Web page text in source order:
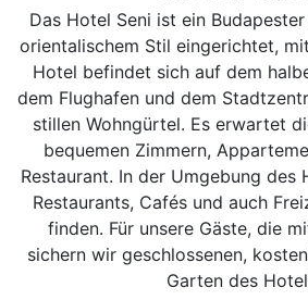
Das Hotel Seni ist ein
orientalischem Stil eingerichtet,
Hotel befindet sich auf dem
dem Flughafen und dem
stillen Wohngürtel. Es erwartet
bequemen Zimmern,
Restaurant. In der Umgebung des
Restaurants, Cafés und auch
finden. Für unsere Gäste, die
sichern wir geschlossenen,
Garten des